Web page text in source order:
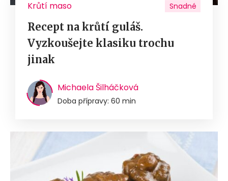
Krůtí maso Snadné
Recept na krůtí guláš.
Vyzkoušejte klasiku trochu
jinak
Michaela Šilháčková
Doba přípravy: 60 min